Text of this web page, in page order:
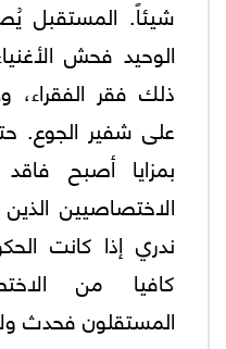
شيئاً. المستقبل
الوحيد فحش
ذلك فقر الفقراء،
على شفير الجوع.
بمزايا أصبح
الاختصاصيين الذين
ندري إذا كانت
كافيا من
المستقلون فحدث